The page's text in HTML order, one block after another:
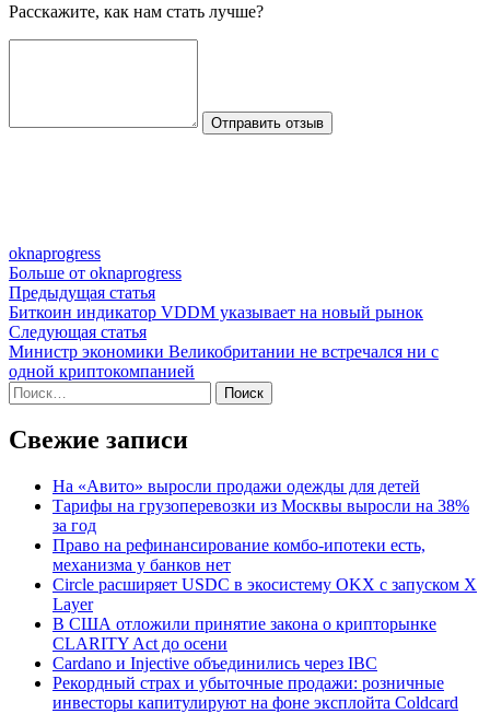
Расскажите, как нам стать лучше?
Отправить отзыв
oknaprogress
Больше от oknaprogress
Навигация
по
записям
Предыдущая статьяПредыдущая
статья:
Биткоин индикатор VDDM указывает на новый рынок
Следующая статьяСледующая
статья:
Министр экономики Великобритании не встречался ни с
одной криптокомпанией
Найти:
Свежие записи
На «Авито» выросли продажи одежды для детей
Тарифы на грузоперевозки из Москвы выросли на 38%
за год
Право на рефинансирование комбо-ипотеки есть,
механизма у банков нет
Circle расширяет USDC в экосистему OKX с запуском X
Layer
В США отложили принятие закона о крипторынке
CLARITY Act до осени
Cardano и Injective объединились через IBC
Рекордный страх и убыточные продажи: розничные
инвесторы капитулируют на фоне эксплойта Coldcard